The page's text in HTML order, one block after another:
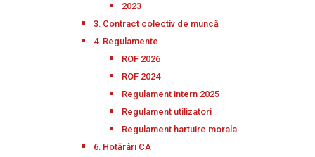
2023
3. Contract colectiv de muncă
4. Regulamente
ROF 2026
ROF 2024
Regulament intern 2025
Regulament utilizatori
Regulament hartuire morala
6. Hotărâri CA